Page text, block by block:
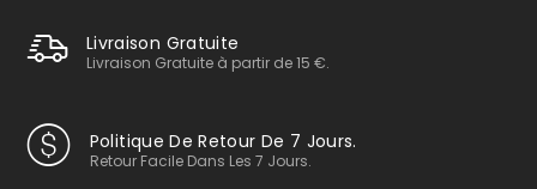
Livraison Gratuite
Livraison Gratuite à partir de 15 €.
Politique De Retour De 7 Jours.
Retour Facile Dans Les 7 Jours.